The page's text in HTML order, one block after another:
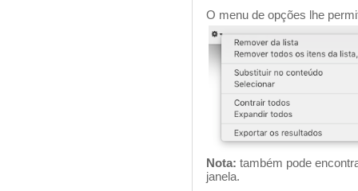
O menu de opções lhe
Nota: também pode
janela.